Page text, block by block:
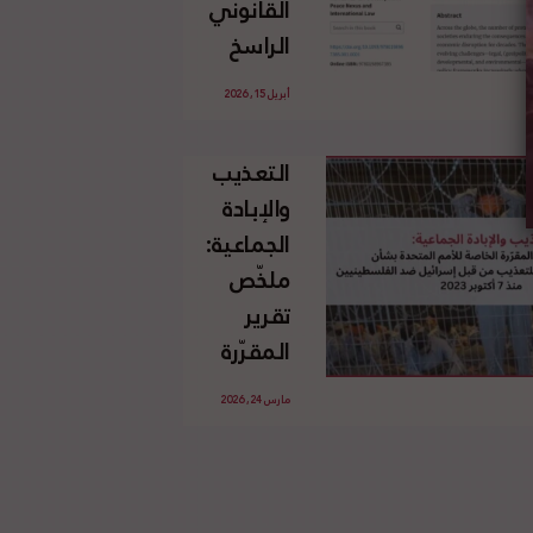
الإسرائيلي
غير
القانوني
الفلسطينية
القانوني
الراسخ
للاجئين
وحقهم
في العودة
بموجب
القانون
الدولي
أبريل 15, 2026
التعذيب
والإبادة
الجماعية:
ملخّص
تقرير
المقرّرة
الخاصة
مارس 24, 2026